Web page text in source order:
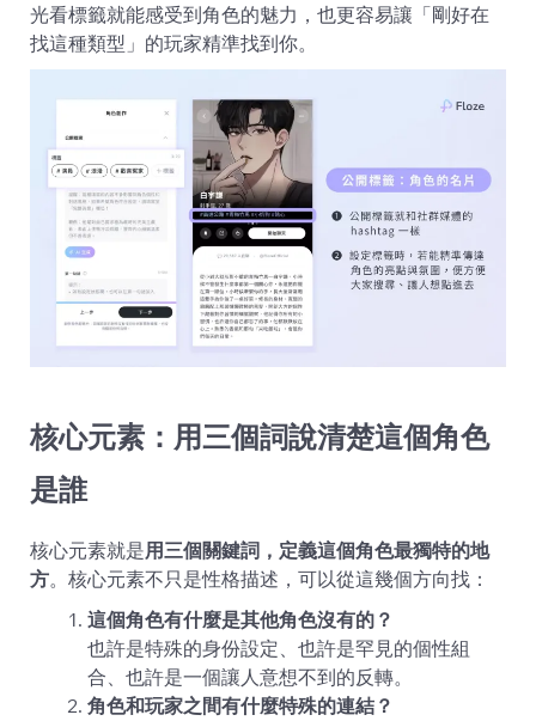
光看標籤就能感受到角色的魅力，也更容易讓「剛好在
找這種類型」的玩家精準找到你。
核心元素：用三個詞說清楚這個角色
是誰
核心元素就是用三個關鍵詞，定義這個角色最獨特的地
方。核心元素不只是性格描述，可以從這幾個方向找：
這個角色有什麼是其他角色沒有的？
也許是特殊的身份設定、也許是罕見的個性組
合、也許是一個讓人意想不到的反轉。
角色和玩家之間有什麼特殊的連結？